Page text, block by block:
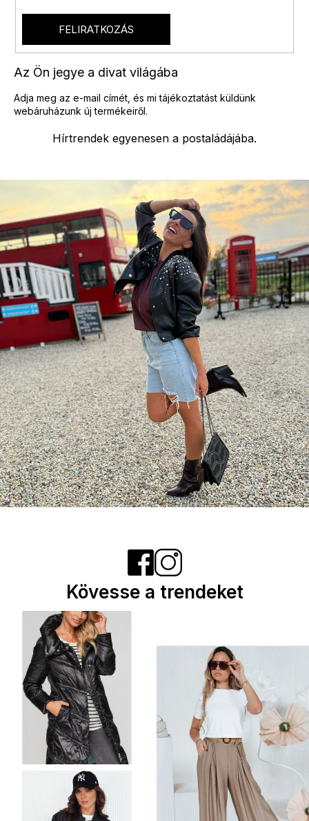
Hírtrendek egyenesen a postaládájába.
Az Ön jegye a divat világába
Adja meg az e-mail címét, és mi tájékoztatást küldünk
webáruházunk új termékeiről.
FELIRATKOZÁS